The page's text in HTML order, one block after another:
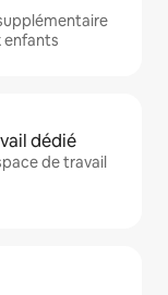
enfants
dédié
de travail